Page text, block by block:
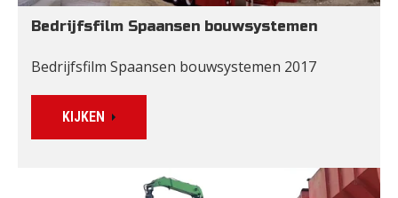
Bedrijfsfilm Spaansen bouwsystemen
Bedrijfsfilm Spaansen bouwsystemen 2017
KIJKEN